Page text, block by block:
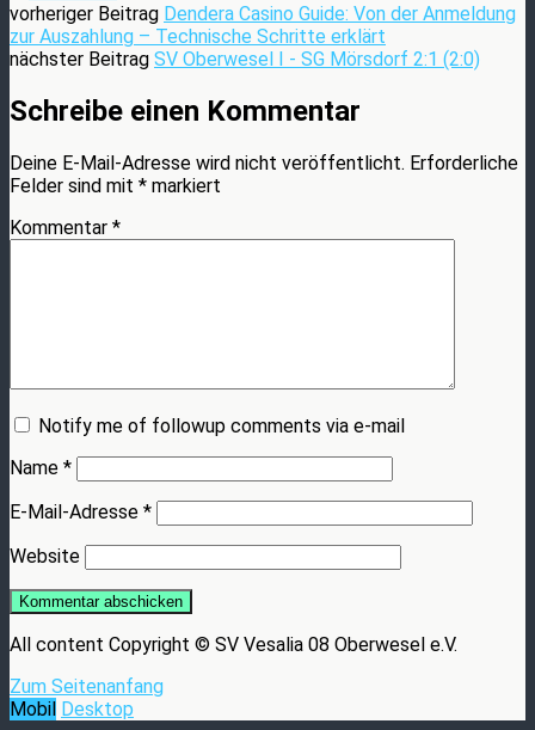
vorheriger Beitrag Dendera Casino Guide: Von der Anmeldung
zur Auszahlung – Technische Schritte erklärt
nächster Beitrag SV Oberwesel I - SG Mörsdorf 2:1 (2:0)
Schreibe einen Kommentar
Deine E-Mail-Adresse wird nicht veröffentlicht. Erforderliche
Felder sind mit * markiert
Kommentar *
Notify me of followup comments via e-mail
Name *
E-Mail-Adresse *
Website
All content Copyright © SV Vesalia 08 Oberwesel e.V.
Zum Seitenanfang
Mobil Desktop